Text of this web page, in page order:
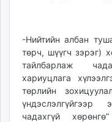
-Нийтийн албан
төрч, шүүгч зэрэг)
тайлбарлаж
хариуцлага
төрлийн
чадахгүй